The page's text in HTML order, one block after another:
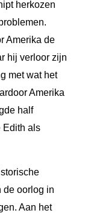
herkozen
Amerika de
hij verloor zijn
met wat het
Amerika
half
Edith als
de oorlog in
Aan het